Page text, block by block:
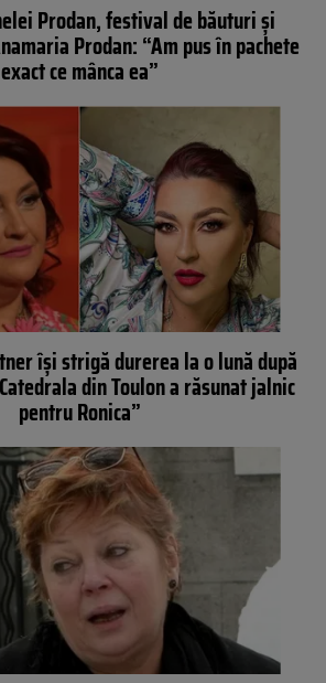
Prodan, festival de băuturi și
Prodan: “Am pus în pachete
exact ce mânca ea”
își strigă durerea la o lună după
din Toulon a răsunat jalnic
pentru Ronica”